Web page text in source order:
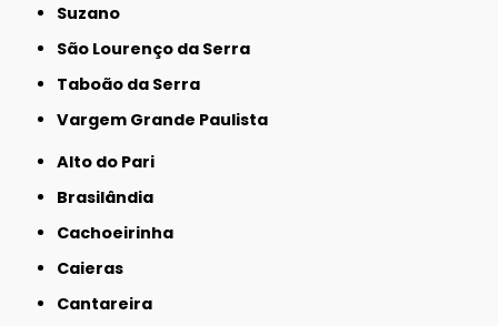
Suzano
São Lourenço da Serra
Taboão da Serra
Vargem Grande Paulista
Alto do Pari
Brasilândia
Cachoeirinha
Caieras
Cantareira